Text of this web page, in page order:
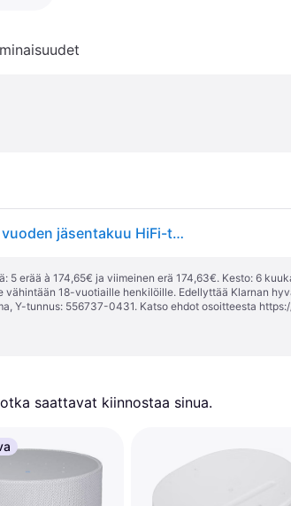
Denon Home 150 Langaton kaiutin - 5 vuoden jäsentakuu HiFi-tuotteille
5 erää à 174,65€ ja viimeinen erä 174,63€. Kesto: 6
vähintään 18-vuotiaille henkilöille. Edellyttää Klarnan
Y-tunnus: 556737-0431. Katso ehdot osoitteesta
saattavat kiinnostaa sinua.